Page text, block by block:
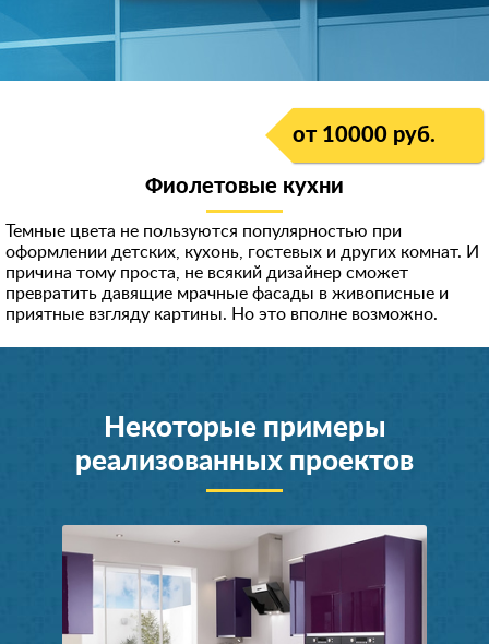
от 10000 руб.
Фиолетовые кухни
Темные цвета не пользуются популярностью при
оформлении детских, кухонь, гостевых и других комнат. И
причина тому проста, не всякий дизайнер сможет
превратить давящие мрачные фасады в живописные и
приятные взгляду картины. Но это вполне возможно.
Некоторые примеры
реализованных проектов